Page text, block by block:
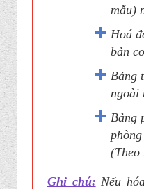
mẫu)
Hoá
bản
Bảng
ngoài
Bảng
(Theo
Ghi chú: Nếu